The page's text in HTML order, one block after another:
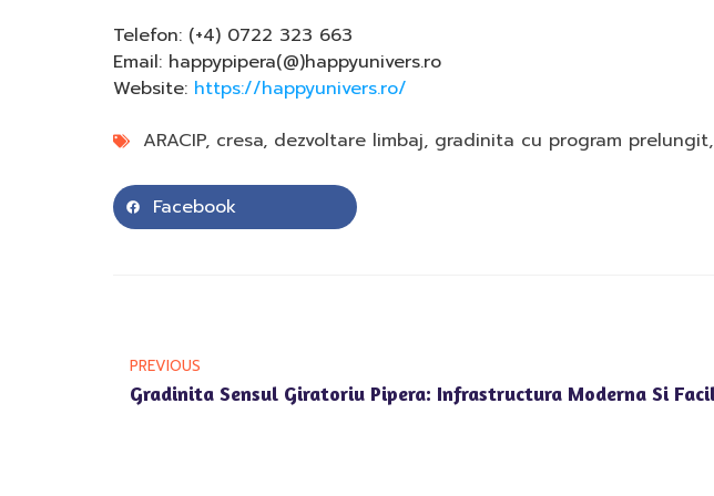
Telefon: (+4) 0722 323 663
Email: happypipera(@)happyunivers.ro
Website: https://happyunivers.ro/
ARACIP, cresa, dezvoltare limbaj, gradinita cu program prelungit,
Facebook
PREVIOUS